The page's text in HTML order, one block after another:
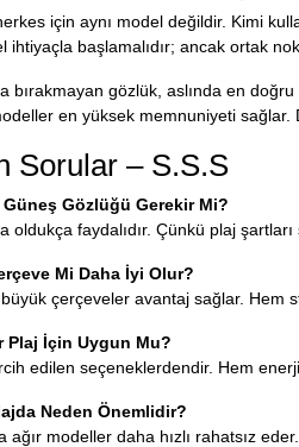
için aynı model değildir. Kimi
başlamalıdır; ancak ortak
bırakmayan gözlük, aslında en
en yüksek memnuniyeti sağlar.
Sorular – S.S.S
Güneş Gözlüğü Gerekir Mi?
oldukça faydalıdır. Çünkü plaj
Mi Daha İyi Olur?
büyük çerçeveler avantaj sağlar.
Plaj İçin Uygun Mu?
edilen seçeneklerdendir. Hem
Neden Önemlidir?
ağır modeller daha hızlı rahatsız